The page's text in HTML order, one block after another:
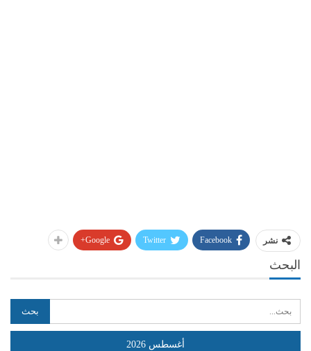
نشر Facebook
Twitter
Google+
البحث
أغسطس 2026